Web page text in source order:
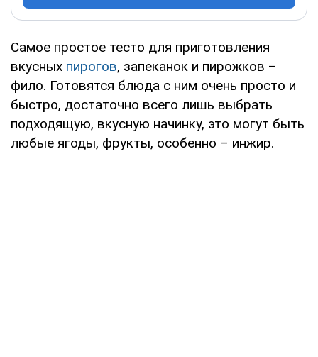
Самое простое тесто для приготовления
вкусных пирогов, запеканок и пирожков –
фило. Готовятся блюда с ним очень просто и
быстро, достаточно всего лишь выбрать
подходящую, вкусную начинку, это могут быть
любые ягоды, фрукты, особенно – инжир.